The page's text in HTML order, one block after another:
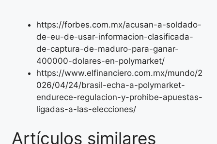
https://forbes.com.mx/acusan-a-soldado-
de-eu-de-usar-informacion-clasificada-
de-captura-de-maduro-para-ganar-
400000-dolares-en-polymarket/
https://www.elfinanciero.com.mx/mundo/2
026/04/24/brasil-echa-a-polymarket-
endurece-regulacion-y-prohibe-apuestas-
ligadas-a-las-elecciones/
Artículos similares